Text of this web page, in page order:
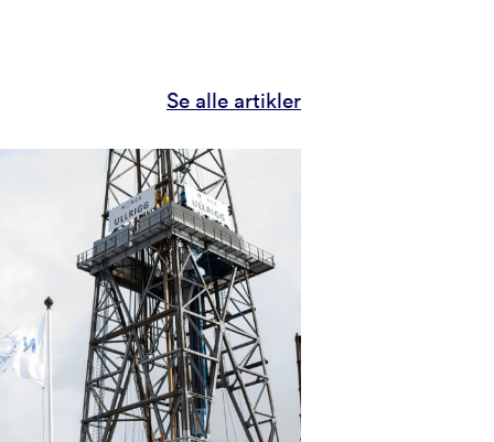
Se alle artikler